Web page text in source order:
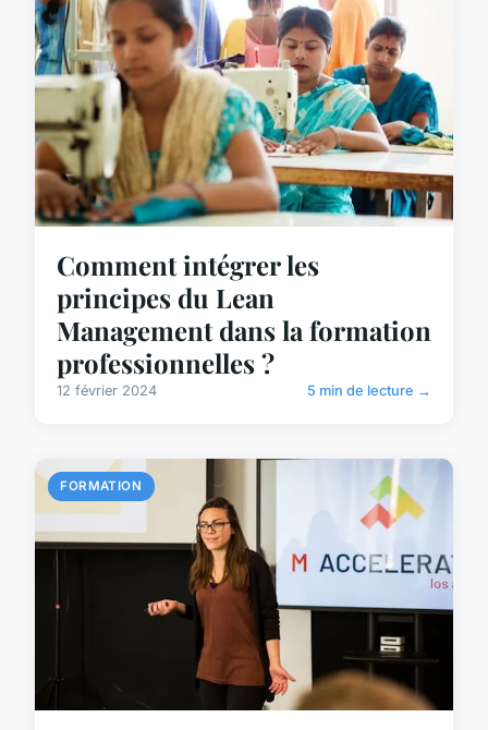
Comment intégrer les
principes du Lean
Management dans la formation
professionnelles ?
12 février 2024 5 min de lecture →
FORMATION